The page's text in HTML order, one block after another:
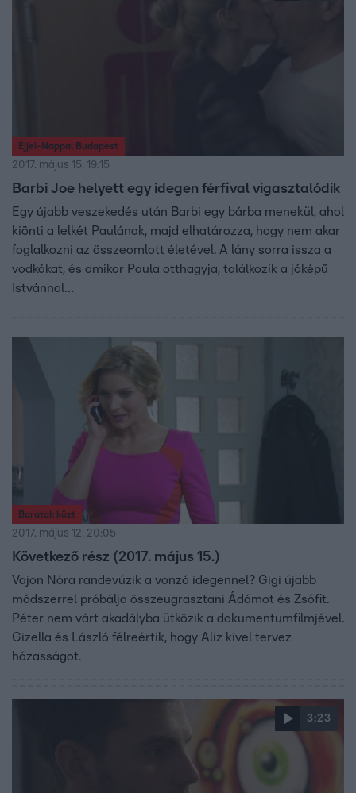
Éjjel-Nappal Budapest
2017. május 15. 19:15
Barbi Joe helyett egy idegen férfival vigasztalódik
Egy újabb veszekedés után Barbi egy bárba menekül, ahol
kiönti a lelkét Paulának, majd elhatározza, hogy nem akar
foglalkozni az összeomlott életével. A lány sorra issza a
vodkákat, és amikor Paula otthagyja, találkozik a jóképű
Istvánnal…
Barátok közt
2017. május 12. 20:05
Következő rész (2017. május 15.)
Vajon Nóra randevúzik a vonzó idegennel? Gigi újabb
módszerrel próbálja összeugrasztani Ádámot és Zsófit.
Péter nem várt akadályba ütközik a dokumentumfilmjével.
Gizella és László félreértik, hogy Aliz kivel tervez
házasságot.
3:23